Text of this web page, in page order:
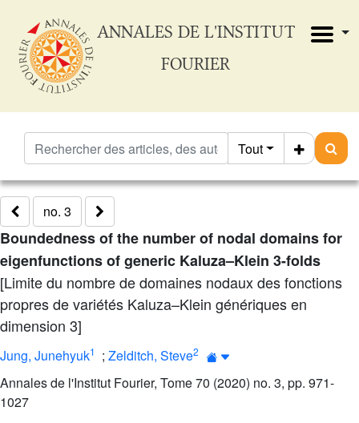
ANNALES DE L'INSTITUT
FOURIER
Tout
no. 3
Boundedness of the number of nodal domains for
eigenfunctions of generic Kaluza–Klein 3-folds
[Limite du nombre de domaines nodaux des fonctions
propres de variétés Kaluza–Klein génériques en
dimension 3]
Jung, Junehyuk1 ; Zelditch, Steve2
Annales de l'Institut Fourier, Tome 70 (2020) no. 3, pp. 971-
1027